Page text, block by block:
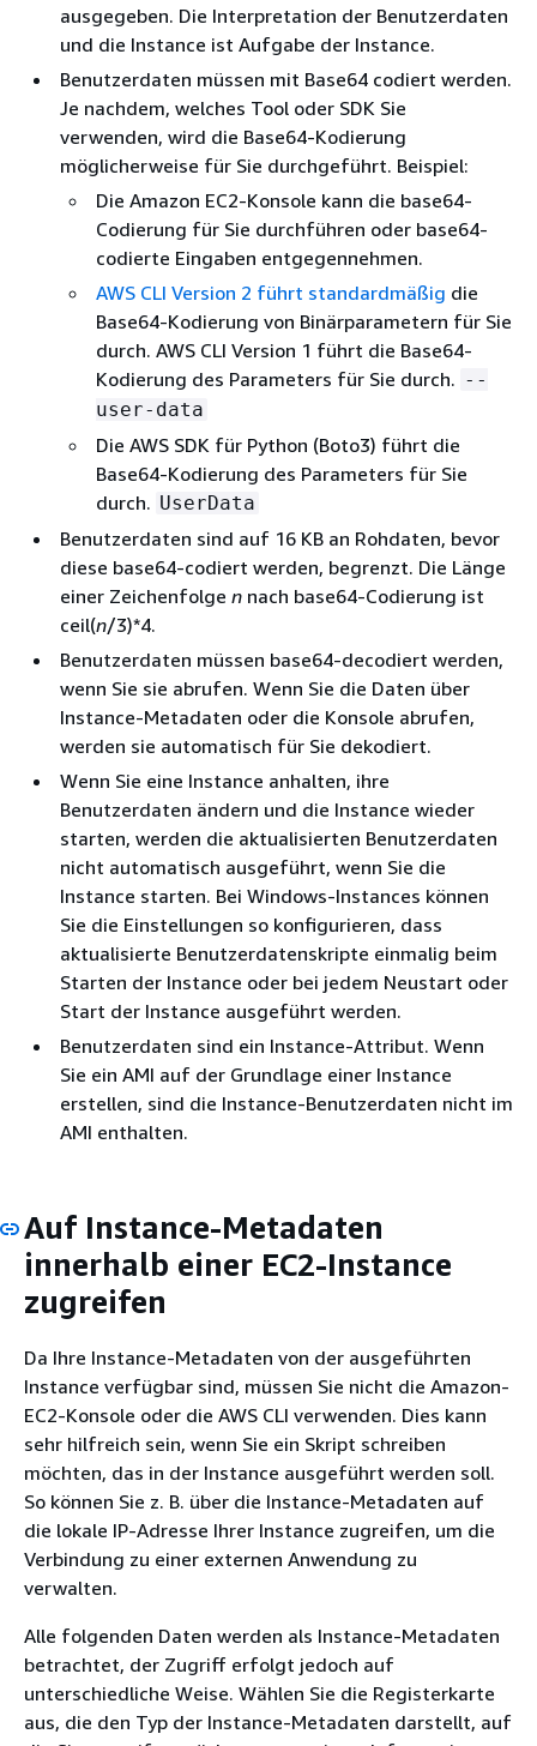
ausgegeben. Die Interpretation der Benutzerdaten
und die Instance ist Aufgabe der Instance.
Benutzerdaten müssen mit Base64 codiert werden.
Je nachdem, welches Tool oder SDK Sie
verwenden, wird die Base64-Kodierung
möglicherweise für Sie durchgeführt. Beispiel:
Die Amazon EC2-Konsole kann die base64-
Codierung für Sie durchführen oder base64-
codierte Eingaben entgegennehmen.
AWS CLI Version 2 führt standardmäßig die
Base64-Kodierung von Binärparametern für Sie
durch. AWS CLI Version 1 führt die Base64-
Kodierung des Parameters für Sie durch. --
user-data
Die AWS SDK für Python (Boto3) führt die
Base64-Kodierung des Parameters für Sie
durch. UserData
Benutzerdaten sind auf 16 KB an Rohdaten, bevor
diese base64-codiert werden, begrenzt. Die Länge
einer Zeichenfolge n nach base64-Codierung ist
ceil(n/3)*4.
Benutzerdaten müssen base64-decodiert werden,
wenn Sie sie abrufen. Wenn Sie die Daten über
Instance-Metadaten oder die Konsole abrufen,
werden sie automatisch für Sie dekodiert.
Wenn Sie eine Instance anhalten, ihre
Benutzerdaten ändern und die Instance wieder
starten, werden die aktualisierten Benutzerdaten
nicht automatisch ausgeführt, wenn Sie die
Instance starten. Bei Windows-Instances können
Sie die Einstellungen so konfigurieren, dass
aktualisierte Benutzerdatenskripte einmalig beim
Starten der Instance oder bei jedem Neustart oder
Start der Instance ausgeführt werden.
Benutzerdaten sind ein Instance-Attribut. Wenn
Sie ein AMI auf der Grundlage einer Instance
erstellen, sind die Instance-Benutzerdaten nicht im
AMI enthalten.
Auf Instance-Metadaten
innerhalb einer EC2-Instance
zugreifen
Da Ihre Instance-Metadaten von der ausgeführten
Instance verfügbar sind, müssen Sie nicht die Amazon-
EC2-Konsole oder die AWS CLI verwenden. Dies kann
sehr hilfreich sein, wenn Sie ein Skript schreiben
möchten, das in der Instance ausgeführt werden soll.
So können Sie z. B. über die Instance-Metadaten auf
die lokale IP-Adresse Ihrer Instance zugreifen, um die
Verbindung zu einer externen Anwendung zu
verwalten.
Alle folgenden Daten werden als Instance-Metadaten
betrachtet, der Zugriff erfolgt jedoch auf
unterschiedliche Weise. Wählen Sie die Registerkarte
aus, die den Typ der Instance-Metadaten darstellt, auf